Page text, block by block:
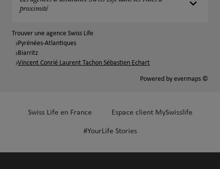
proximité
Trouver une agence Swiss Life
Pyrénées-Atlantiques
Biarritz
Vincent Conrié Laurent Tachon Sébastien Echart
Powered by evermaps ©
Swiss Life en France Espace client MySwisslife
#YourLife Stories